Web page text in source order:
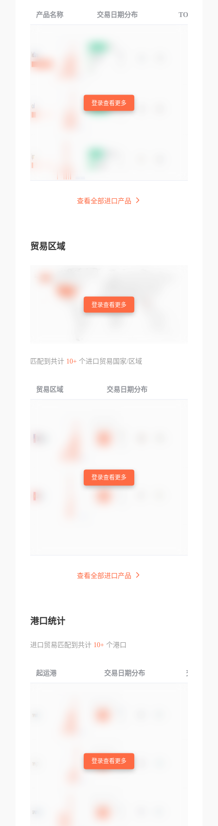
产品名称 交易日期分布 TOP3交易国
登录查看更多
查看全部进口产品
贸易区域
登录查看更多
匹配到共计 10+个进口贸易国家/区域
贸易区域 交易日期分布
登录查看更多
查看全部进口产品
港口统计
进口贸易匹配到共计 10+个港口
起运港 交易日期分布 交易产品
登录查看更多